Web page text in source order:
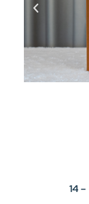
14 –